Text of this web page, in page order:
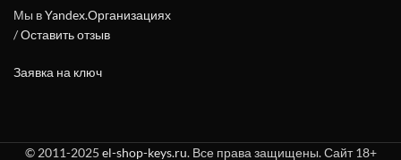
Мы вYandex.Организациях
/Оставить отзыв
Заявка на ключ
© 2011-2025 el-shop-keys.ru. Все права защищены. Сайт 18+